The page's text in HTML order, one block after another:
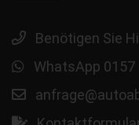
Benötigen Sie
WhatsApp 0157